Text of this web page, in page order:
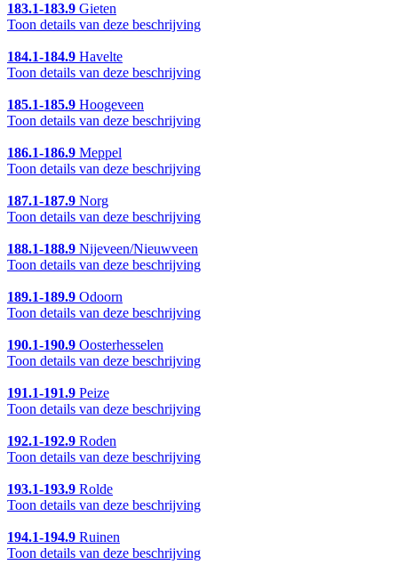
183.1-183.9 Gieten
Toon details van deze beschrijving
184.1-184.9 Havelte
Toon details van deze beschrijving
185.1-185.9 Hoogeveen
Toon details van deze beschrijving
186.1-186.9 Meppel
Toon details van deze beschrijving
187.1-187.9 Norg
Toon details van deze beschrijving
188.1-188.9 Nijeveen/Nieuwveen
Toon details van deze beschrijving
189.1-189.9 Odoorn
Toon details van deze beschrijving
190.1-190.9 Oosterhesselen
Toon details van deze beschrijving
191.1-191.9 Peize
Toon details van deze beschrijving
192.1-192.9 Roden
Toon details van deze beschrijving
193.1-193.9 Rolde
Toon details van deze beschrijving
194.1-194.9 Ruinen
Toon details van deze beschrijving